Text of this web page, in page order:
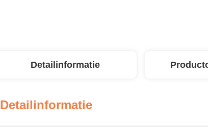
Detailinformatie
Detailinformatie